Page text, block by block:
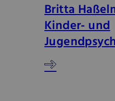
Britta
Kinder- und